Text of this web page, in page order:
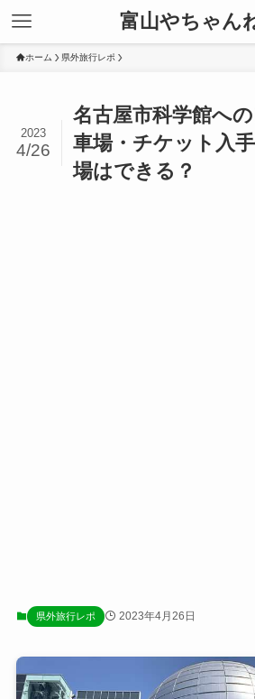
富山やちゃん
ホーム 県外旅行レポ
名古屋市科学館へ
車場・チケット入
場はできる？
2023
4/26
県外旅行レポ 2023年4月26日